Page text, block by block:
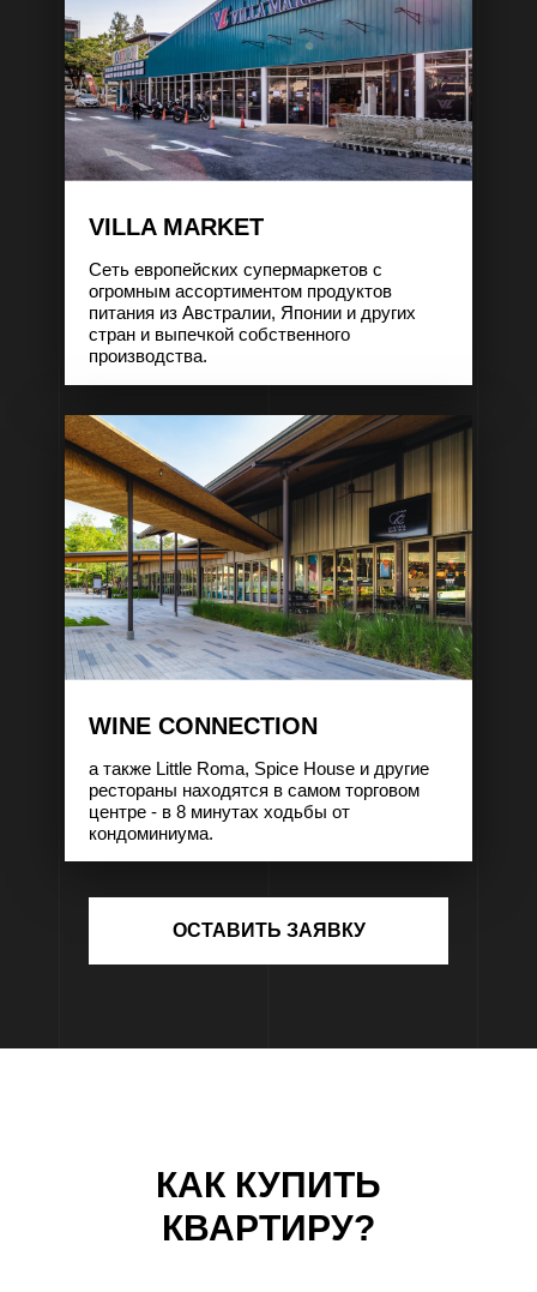
VILLA MARKET
Сеть европейских супермаркетов с
огромным ассортиментом продуктов
питания из Австралии, Японии и других
стран и выпечкой собственного
производства.
WINE CONNECTION
а также Little Roma, Spice House и другие
рестораны находятся в самом торговом
центре - в 8 минутах ходьбы от
кондоминиума.
ОСТАВИТЬ ЗАЯВКУ
КАК КУПИТЬ
КВАРТИРУ?